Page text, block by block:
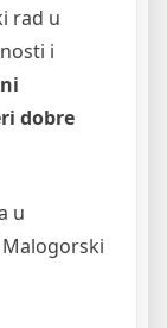
rad u
i
dobre
u